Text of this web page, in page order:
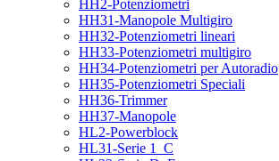
HH2-Potenziometri
HH31-Manopole Multigiro
HH32-Potenziometri lineari
HH33-Potenziometri multigiro
HH34-Potenziometri per Autoradio
HH35-Potenziometri Speciali
HH36-Trimmer
HH37-Manopole
HL2-Powerblock
HL31-Serie 1_C